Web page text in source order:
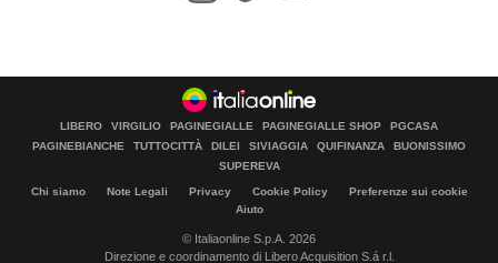
LIBERO VIRGILIO PAGINEGIALLE PAGINEGIALLE SHOP
PGCASA
PAGINEBIANCHE
TUTTOCITTÀ DILEI SIVIAGGIA QUIFINANZA
BUONISSIMO
SUPEREVA
Chi siamo Note Legali Privacy Cookie Policy
Preferenze sui cookie
Aiuto
© Italiaonline S.p.A. 2026
Direzione e coordinamento di Libero Acquisition S.á r.l.